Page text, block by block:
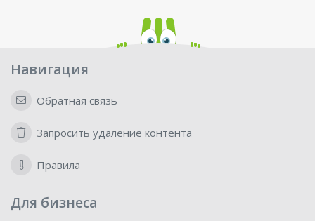
Навигация
Обратная связь
Запросить удаление контента
Правила
Для бизнеса